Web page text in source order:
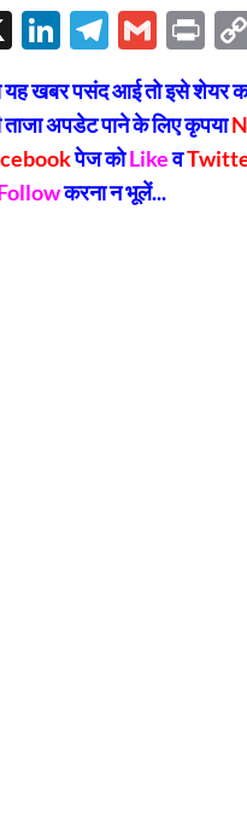
X LinkedIn
खबर पसंद आई तो इसे शेयर
अपडेट पाने के लिए कृपया
पेज कोLikeव
करना न भूलें...